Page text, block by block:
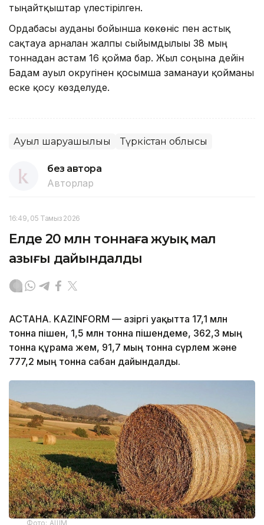
тыңайтқыштар үлестірілген.
Ордабасы ауданы бойынша көкөніс пен астық
сақтауға арналған жалпы сыйымдылығы 38 мың
тоннадан астам 16 қойма бар. Жыл соңына дейін
Бадам ауыл округінен қосымша заманауи қойманы
еске қосу көзделуде.
Ауыл шаруашылығы Түркістан облысы
без автора
Авторлар
16:49, 05 Тамыз 2026
Елде 20 млн тоннаға жуық мал
азығы дайындалды
АСТАНА. KAZINFORM — Қазіргі уақытта 17,1 млн
тонна пішен, 1,5 млн тонна пішендеме, 362,3 мың
тонна құрама жем, 91,7 мың тонна сүрлем және
777,2 мың тонна сабан дайындалды.
Фото: АШМ